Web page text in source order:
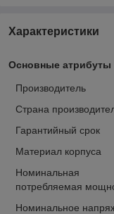
Характеристики
Основные атрибуты
Производитель
Страна
Гарантийный срок
Материал корпуса
Номинальная
потребляемая
Номинальное